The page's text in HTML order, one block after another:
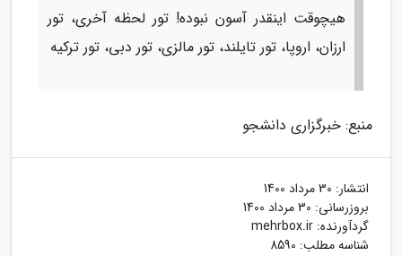
هیچوقت اینقدر آسون نبوده! تور لحظه آخری، تور
ارزان، اروپا، تور تایلند، تور مالزی، تور دبی، تور ترکیه
منبع: خبرگزاری دانشجو
انتشار: 30 مرداد 1400
بروزرسانی: 30 مرداد 1400
گردآورنده: mehrbox.ir
شناسه مطلب: 8590